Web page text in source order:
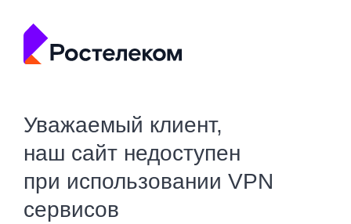
Уважаемый клиент,
наш сайт недоступен
при использовании VPN
сервисов